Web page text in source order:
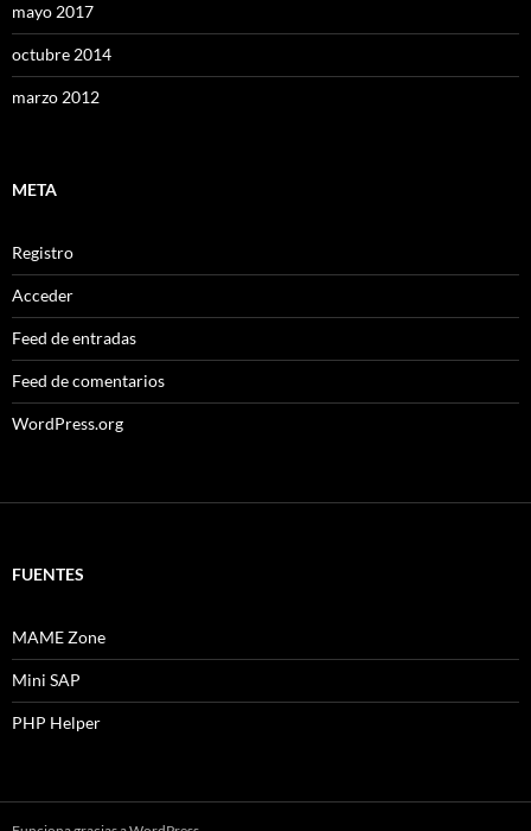
mayo 2017
octubre 2014
marzo 2012
META
Registro
Acceder
Feed de entradas
Feed de comentarios
WordPress.org
FUENTES
MAME Zone
Mini SAP
PHP Helper